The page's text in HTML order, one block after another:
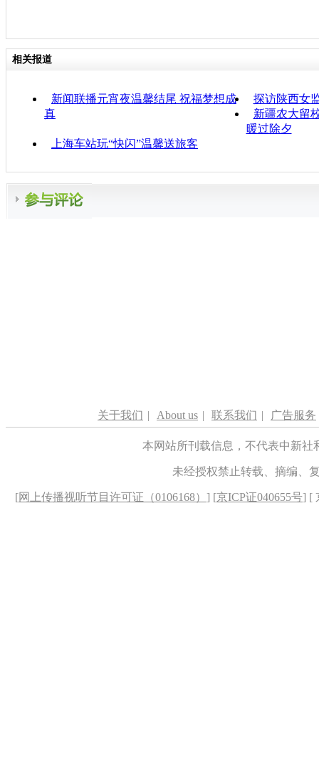
相关报道
新闻联播元宵夜温馨结尾 祝福梦想成
真
探访陕西女
新疆农大留
暖过除夕
上海车站玩“快闪”温馨送旅客
关于我们 | About us | 联系我们 | 广告服务
本网站所刊载信息，不代表中新
未经授权禁止转载、摘编、
[网上传播视听节目许可证（0106168） ] [京ICP证040655号] [